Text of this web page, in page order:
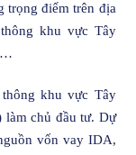
trọng điểm trên địa
khu vực Tây
khu vực Tây
làm chủ đầu tư. Dự
vốn vay IDA,